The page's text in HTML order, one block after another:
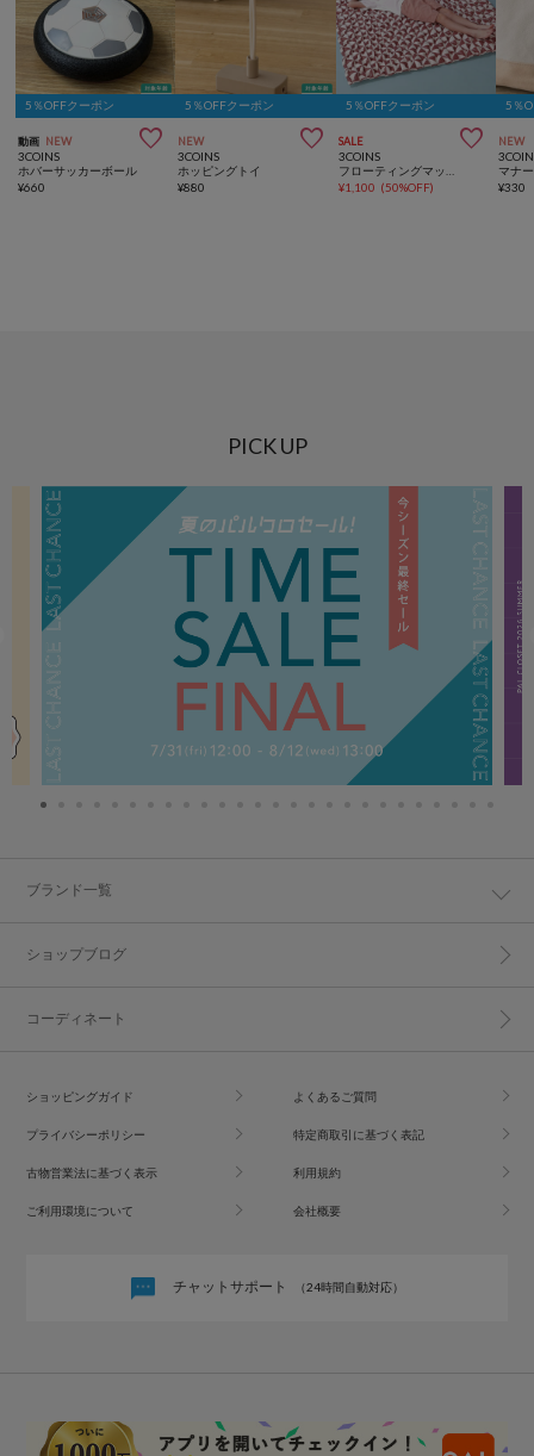
5％OFFクーポン
動画 NEW 
3COINS
ホバーサッカーボール
¥660
5％OFFクーポン
NEW 
3COINS
ホッピングトイ
¥880
5％OFFクーポン
SALE 
3COINS
¥1,100 (50%OFF)
5％
NEW
¥330
PICK UP
ブランド一覧
ショップブログ
コーディネート
ショッピングガイド よくあるご質問
プライバシーポリシー 特定商取引に基づく表記
古物営業法に基づく表示 利用規約
ご利用環境について 会社概要
チャットサポート （24時間自動対応）